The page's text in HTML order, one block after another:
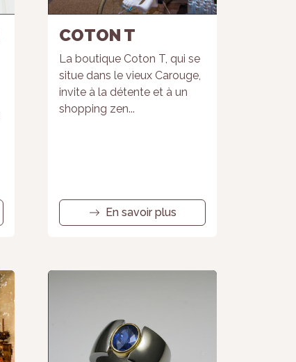
COTON T
La boutique Coton T, qui se
situe dans le vieux Carouge,
invite à la détente et à un
shopping zen...
En savoir plus